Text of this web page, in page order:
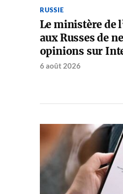
RUSSIE
Le ministère de
aux Russes de
opinions sur
6 août 2026